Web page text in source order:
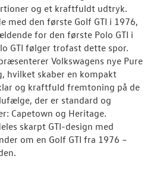
og et kraftfuldt udtryk.
med den første Golf GTI i 1976,
for den første Polo GTI i
GTI følger trofast dette spor.
Volkswagens nye Pure
hvilket skaber en kompakt
og kraftfuld fremtoning på de
der er standard og
Capetown og Heritage.
skarpt GTI-design med
om en Golf GTI fra 1976 –